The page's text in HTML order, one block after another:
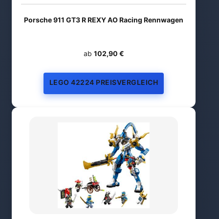
Porsche 911 GT3 R REXY AO Racing Rennwagen
ab 102,90 €
LEGO 42224 PREISVERGLEICH